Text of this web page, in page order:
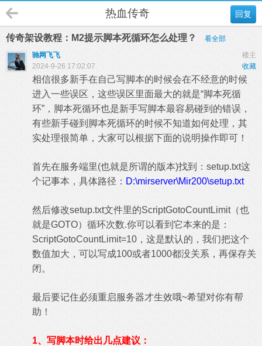
回复
热血传奇
传奇架设教程：M2提示脚本死循环怎么处理？
看全部
楼主
驰网飞飞
收藏
2024-9-26 17:02:07
相信很多新手在自己写脚本的时候会在不经意的时候
进入一些误区，这些误区里面最大的就是“脚本死循
环”，脚本死循环也是新手写脚本最容易碰到的错误，
有些新手碰到脚本死循环的时候不知道如何处理，其
实处理很简单，大家可以根据下面的说明操作即可！
首先在服务端里(也就是所谓的版本)找到：setup.txt这
个记事本，具体路径： D:\mirserver\Mir200\setup.txt
然后修改setup.txt文件里的ScriptGotoCountLimit（也
就是GOTO）循环次数.你可以看到它本来的是：
ScriptGotoCountLimit=10，这是默认的，我们把这个
数值加大，可以写成100或者1000都没关系，再保存关
闭。
最后要记住必须重启服务器才生效哦~希望对你有帮
助！
1、写脚本时给出几点建议：